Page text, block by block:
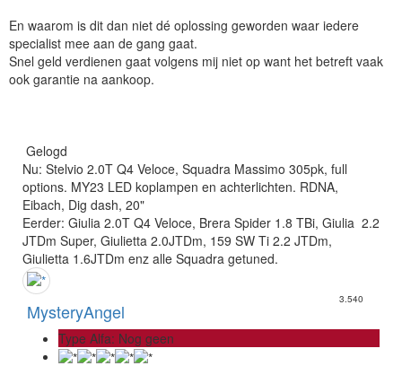
En waarom is dit dan niet dé oplossing geworden waar iedere
specialist mee aan de gang gaat.
Snel geld verdienen gaat volgens mij niet op want het betreft vaak
ook garantie na aankoop.
Gelogd
Nu: Stelvio 2.0T Q4 Veloce, Squadra Massimo 305pk, full
options. MY23 LED koplampen en achterlichten. RDNA,
Eibach, Dig dash, 20"
Eerder: Giulia 2.0T Q4 Veloce, Brera Spider 1.8 TBi, Giulia 2.2
JTDm Super, Giulietta 2.0JTDm, 159 SW Ti 2.2 JTDm,
Giulietta 1.6JTDm enz alle Squadra getuned.
MysteryAngel
3.540
Type Alfa: Nog geen